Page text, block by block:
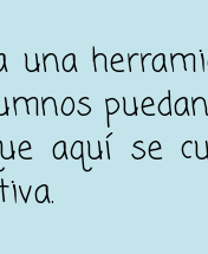
una
aquí se